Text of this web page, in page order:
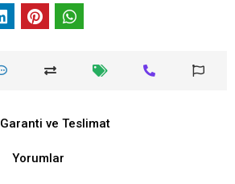
Garanti ve Teslimat
Yorumlar